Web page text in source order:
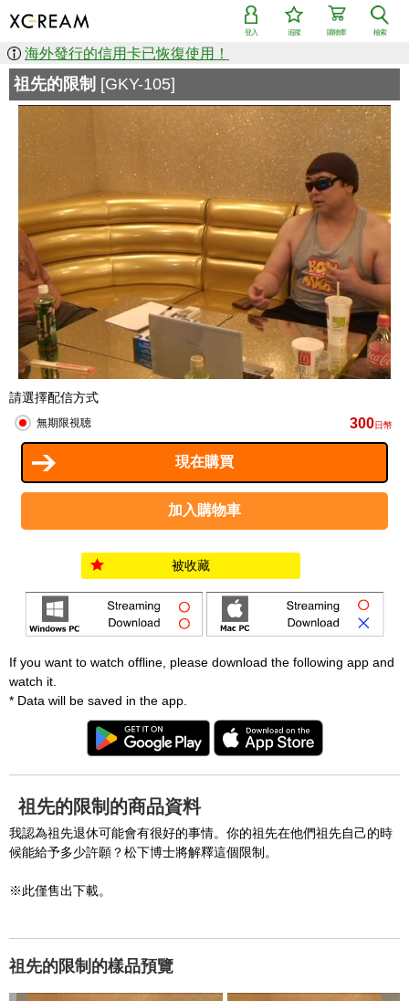
檢索
購物車
追蹤
登入
海外發行的信用卡已恢復使用！
祖先的限制 [GKY-105]
請選擇配信方式
無期限視聴 300日幣
被收藏
If you want to watch offline, please download the following app and
watch it.
* Data will be saved in the app.
祖先的限制的商品資料
我認為祖先退休可能會有很好的事情。你的祖先在他們祖先自己的時
候能給予多少許願？松下博士將解釋這個限制。
※此僅售出下載。
祖先的限制的樣品預覽